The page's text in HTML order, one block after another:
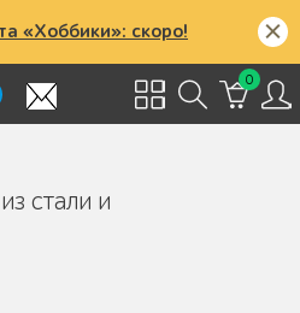
«Хоббики»: скоро!
0